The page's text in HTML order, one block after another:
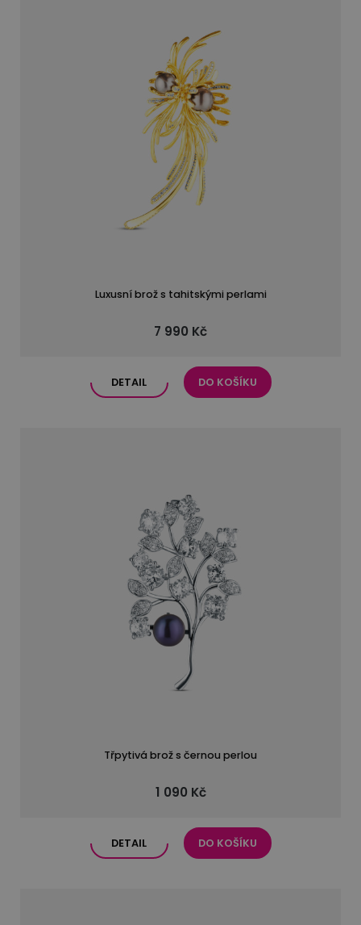
Luxusní brož s tahitskými perlami
7 990 Kč
DETAIL DO KOŠÍKU
Třpytivá brož s černou perlou
1 090 Kč
DETAIL DO KOŠÍKU